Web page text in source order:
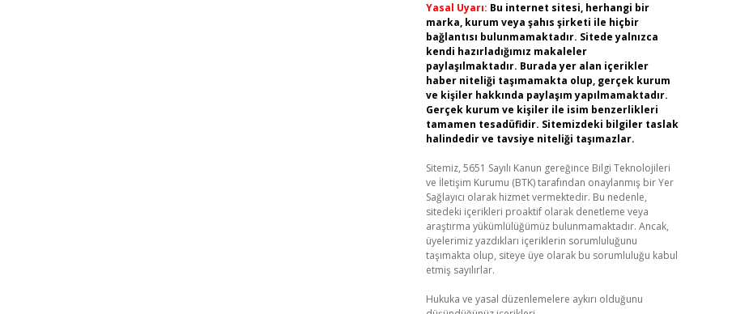
Yasal Uyarı: Bu internet sitesi, herhangi bir
marka, kurum veya şahıs şirketi ile hiçbir
bağlantısı bulunmamaktadır. Sitede yalnızca
kendi hazırladığımız makaleler
paylaşılmaktadır. Burada yer alan içerikler
haber niteliği taşımamakta olup, gerçek kurum
ve kişiler hakkında paylaşım yapılmamaktadır.
Gerçek kurum ve kişiler ile isim benzerlikleri
tamamen tesadüfidir. Sitemizdeki bilgiler taslak
halindedir ve tavsiye niteliği taşımazlar.
Sitemiz, 5651 Sayılı Kanun gereğince Bilgi Teknolojileri
ve İletişim Kurumu (BTK) tarafından onaylanmış bir Yer
Sağlayıcı olarak hizmet vermektedir. Bu nedenle,
sitedeki içerikleri proaktif olarak denetleme veya
araştırma yükümlülüğümüz bulunmamaktadır. Ancak,
üyelerimiz yazdıkları içeriklerin sorumluluğunu
taşımakta olup, siteye üye olarak bu sorumluluğu kabul
etmiş sayılırlar.
Hukuka ve yasal düzenlemelere aykırı olduğunu